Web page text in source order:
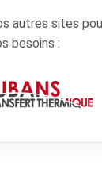
autres sites
besoins :